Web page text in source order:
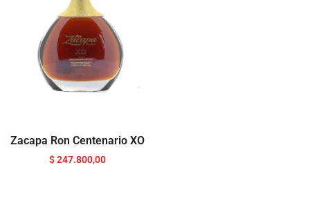
Zacapa Ron Centenario XO
$247.800,00